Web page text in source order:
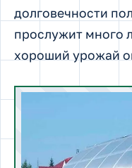
долговечности
прослужит много
хороший урожай